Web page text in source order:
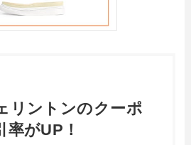
リントンのクーポ
率がUP！